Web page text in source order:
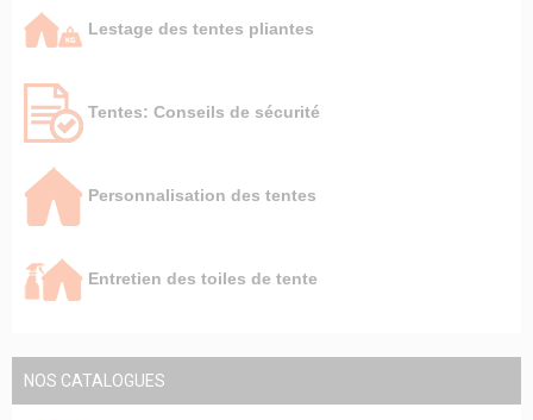
Lestage des tentes pliantes
Tentes: Conseils de sécurité
Personnalisation des tentes
Entretien des toiles de tente
NOS CATALOGUES